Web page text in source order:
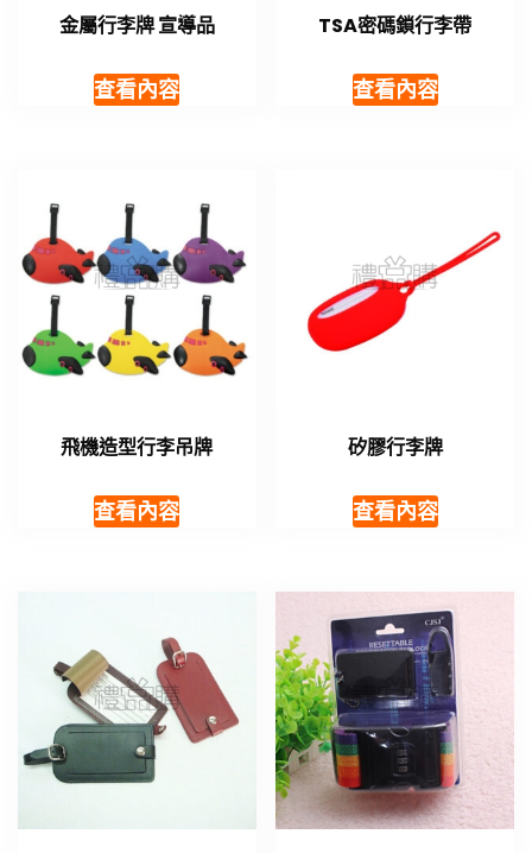
金屬行李牌 宣導品
查看內容
TSA密碼鎖行李帶
查看內容
飛機造型行李吊牌
查看內容
矽膠行李牌
查看內容